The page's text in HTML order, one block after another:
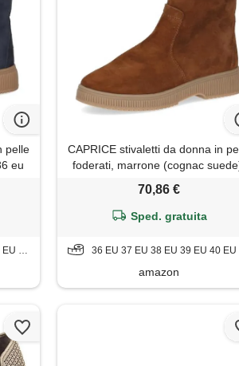
pelle
eu
EU
CAPRICE stivaletti da donna in
foderati, marrone (cognac
70,86 €
Sped. gratuita
36 EU 37 EU 38 EU 39 EU 40 EU 41 EU 42 EU
amazon